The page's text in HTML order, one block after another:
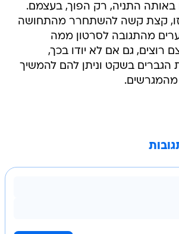
באותה התניה, רק הפוך, בעצמם.
קצת קשה להשתחרר מהתחושה
מהתגובה לסרטון ממה
רוצים, גם אם לא יודו בכך,
הגברים בשקט וניתן להם להמשיך
מהמגרשים.